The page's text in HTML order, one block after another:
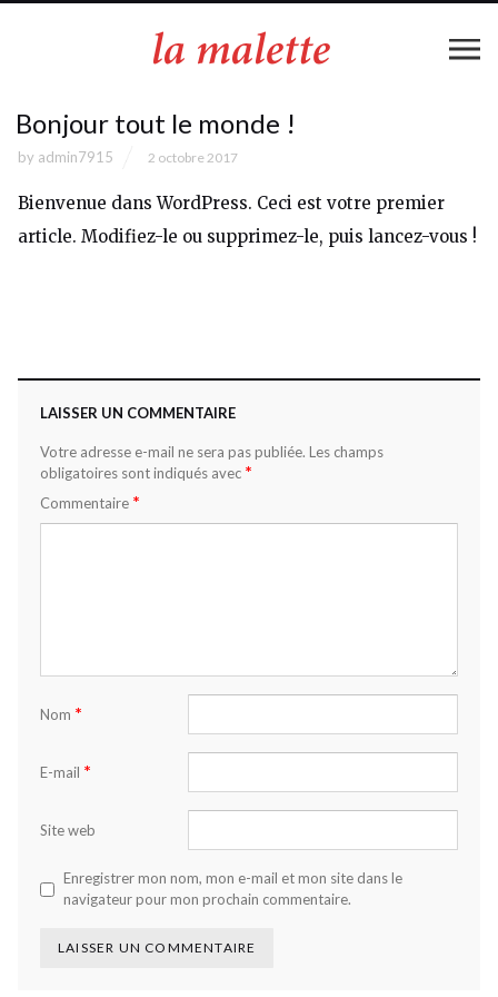
Bonjour tout le monde !
by admin7915 2 octobre 2017
Bienvenue dans WordPress. Ceci est votre premier
article. Modifiez-le ou supprimez-le, puis lancez-vous !
LAISSER UN COMMENTAIRE
Votre adresse e-mail ne sera pas publiée. Les champs
obligatoires sont indiqués avec *
Commentaire *
Nom *
E-mail *
Site web
Enregistrer mon nom, mon e-mail et mon site dans le
navigateur pour mon prochain commentaire.